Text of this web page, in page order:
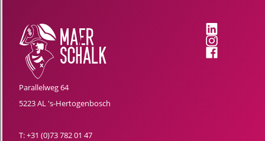
Parallelweg 64
5223 AL 's-Hertogenbosch
T:+31 (0)73 782 01 47